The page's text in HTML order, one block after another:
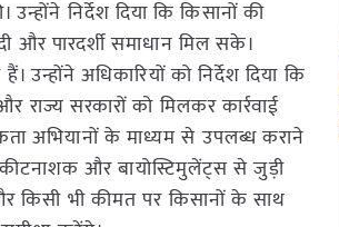
निर्देश दिया कि किसानों की
और पारदर्शी समाधान मिल सके।
अधिकारियों को निर्देश दिया कि
सरकारों को मिलकर कार्रवाई
अभियानों के माध्यम से उपलब्ध कराने
कीटनाशक और बायोस्टिमुलेंट्स से जुड़ी
किसी भी कीमत पर किसानों के साथ